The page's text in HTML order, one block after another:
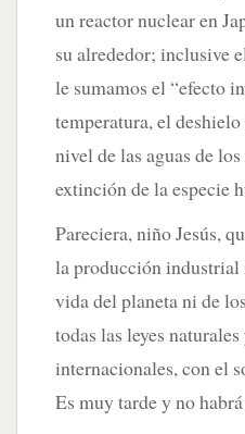
un reactor nuclear en
su alrededor; inclusive
le sumamos el “efecto
temperatura, el
nivel de las aguas de
extinción de la especie
Pareciera, niño Jesús,
la producción
vida del planeta ni de
todas las leyes
internacionales, con el
Es muy tarde y no